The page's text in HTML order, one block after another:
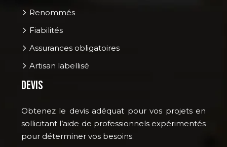
Renommés
Fiabilités
Assurances obligatoires
Artisan labellisé
Devis
Obtenez le devis adéquat pour vos projets en
sollicitant l’aide de professionnels expérimentés
pour déterminer vos besoins.